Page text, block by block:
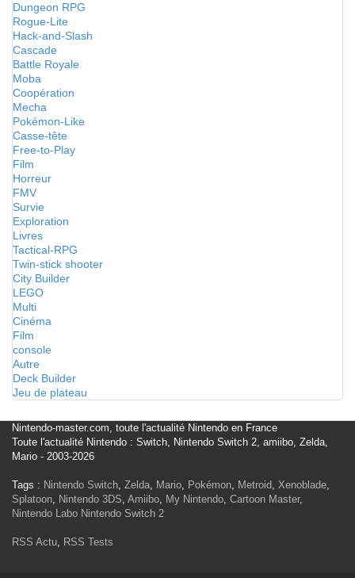
Dungeon RPG
Rogue-Lite
Hack-and-Slash
Cascade
Battle Royale
Moba
Coopération
Mecha
Pokémon-Like
Casse-tête
Free-to-Play
Film
Horreur
FMV
Survie
Exploration
Livres
Tactical-RPG
Twin-stick shooter
City Builder
LEGO
Multi
Cinéma
Film
console
Autre
Deck Builder
Jeu de plateau
Nintendo-master.com, toute l'actualité Nintendo en France
Toute l'actualité Nintendo : Switch, Nintendo Switch 2, amiibo, Zelda,
Mario - 2003-2026
Tags : Nintendo Switch, Zelda, Mario, Pokémon, Metroid, Xenoblade,
Splatoon, Nintendo 3DS, Amiibo, My Nintendo, Cartoon Master,
Nintendo Labo Nintendo Switch 2
RSS Actu, RSS Tests